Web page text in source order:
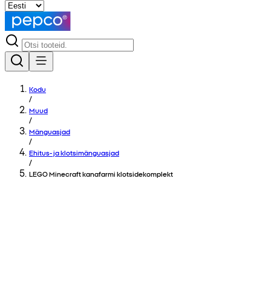
Kodu
/
Muud
/
Mänguasjad
/
Ehitus- ja klotsimänguasjad
/
LEGO Minecraft kanafarmi klotsidekomplekt